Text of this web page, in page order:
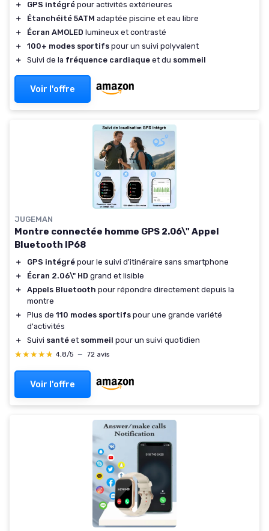
＋ GPS intégré pour activités extérieures
＋
Étanchéité 5ATM adaptée piscine et eau libre
＋
Écran AMOLED lumineux et contrasté
＋
100+ modes sportifs pour un suivi polyvalent
＋
Suivi de la fréquence cardiaque et du sommeil
Voir l'offre
JUGEMAN
Montre connectée homme GPS 2.06\" Appel
Bluetooth IP68
＋ GPS intégré pour le suivi d'itinéraire sans smartphone
＋
Écran 2.06\" HD grand et lisible
＋
Appels Bluetooth pour répondre directement depuis la
montre
＋
Plus de 110 modes sportifs pour une grande variété
d'activités
＋
Suivi santé et sommeil pour un suivi quotidien
★★★★★
★★★★★ 4,8/5 — 72 avis
Voir l'offre